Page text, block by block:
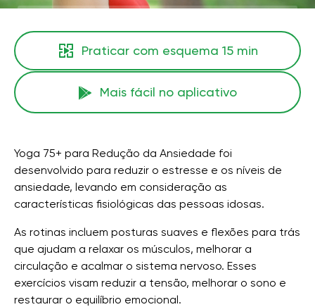
Praticar com esquema 15 min
Mais fácil no aplicativo
Yoga 75+ para Redução da Ansiedade foi
desenvolvido para reduzir o estresse e os níveis de
ansiedade, levando em consideração as
características fisiológicas das pessoas idosas.
As rotinas incluem posturas suaves e flexões para trás
que ajudam a relaxar os músculos, melhorar a
circulação e acalmar o sistema nervoso. Esses
exercícios visam reduzir a tensão, melhorar o sono e
restaurar o equilíbrio emocional.